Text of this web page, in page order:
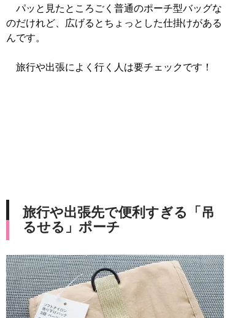
パッと見たところごく普通のポーチ型バッグな
のだけれど、広げるとちょっとした仕掛けがある
んです。
旅行や出張によく行く人は要チェックです！
旅行や出張先で便利すぎる「吊
るせる」ポーチ